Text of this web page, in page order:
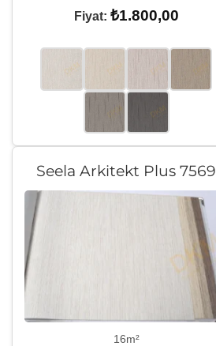
Fiyat: ₺1.800,00
Seela Arkitekt Plus 7569
16m²